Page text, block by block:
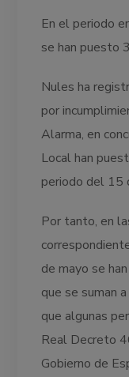
En el periodo
se han puesto
Nules ha
por
Alarma, en
Local han
periodo del 15
Por tanto, en
de mayo se
que se suman
que algunas
Real Decreto
Gobierno de